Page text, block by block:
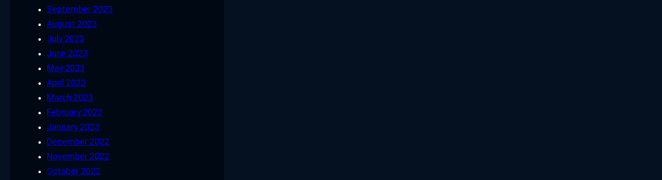
September 2023
August 2023
July 2023
June 2023
May 2023
April 2023
March 2023
February 2023
January 2023
December 2022
November 2022
October 2022